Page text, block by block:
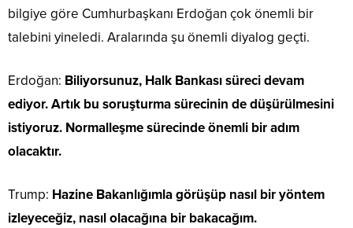
bilgiye göre Cumhurbaşkanı Erdoğan çok önemli bir
talebini yineledi. Aralarında şu önemli diyalog geçti.
Erdoğan: Biliyorsunuz, Halk Bankası süreci devam
ediyor. Artık bu soruşturma sürecinin de düşürülmesini
istiyoruz. Normalleşme sürecinde önemli bir adım
olacaktır.
Trump: Hazine Bakanlığımla görüşüp nasıl bir yöntem
izleyeceğiz, nasıl olacağına bir bakacağım.